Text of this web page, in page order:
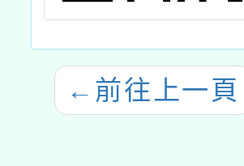
← 前往上一頁